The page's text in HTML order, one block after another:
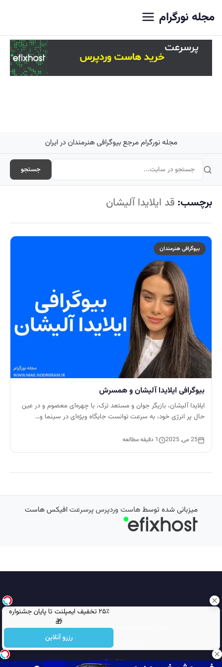
۲۵٪ تخفیف ایمپلنت تا پایان جشنواره
🎁
رزرو آنلاین
مجله نورگرام
مجله نورگرام مرجع بیوگرافی هنرمندان در ایران
جستجو
برچسب: قد ایلایدا آلیشان
بیوگرافی هنرمندان
بیوگرافی ایلایدا آلیشان و همسرش
ایلایدا آلیشان، بازیگر جوان و مستعد ترک، با چهره‌ای معصوم و در عین
حال پر انرژی خود، به سرعت توانست جایگاه ویژه‌ای در سینما و…
25 می, 2025 1 دقیقه مطالعه
میزبانی شده توسطهاست وردپرس پرسرعتافیکس هاست
تمامی حقوق محفوظ است © 2026
مجله نورگرام
انجمن نورگرام
بانک عکس